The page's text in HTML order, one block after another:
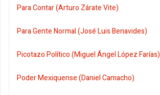
Para Contar (Arturo Zárate Vite)
Para Gente Normal (José Luis Benavides)
Picotazo Político (Miguel Ángel López Farías)
Poder Mexiquense (Daniel Camacho)